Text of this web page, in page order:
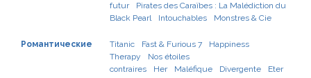
futur
Pirates des Caraïbes : La Malédiction du
Black Pearl
Intouchables Monstres & Cie
Романтические Titanic Fast & Furious 7
Happiness
Therapy
Nos étoiles
contraires
Her Maléfique Divergente
Eter